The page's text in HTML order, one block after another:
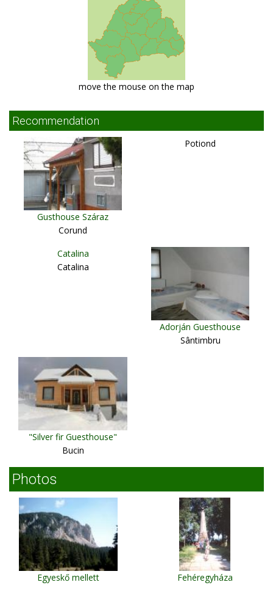
move the mouse on the map
Recommendation
Gusthouse Száraz
Corund
Potiond
Catalina
Catalina
Adorján Guesthouse
Sântimbru
"Silver fir Guesthouse"
Bucin
Photos
Egyeskő mellett Fehéregyháza